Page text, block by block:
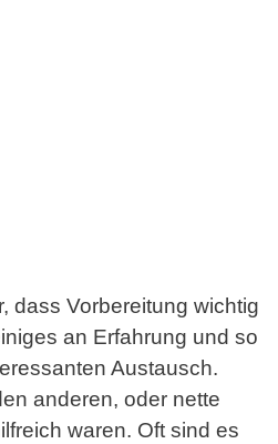
dass Vorbereitung wichtig
an Erfahrung und so
Austausch.
anderen, oder nette
waren. Oft sind es